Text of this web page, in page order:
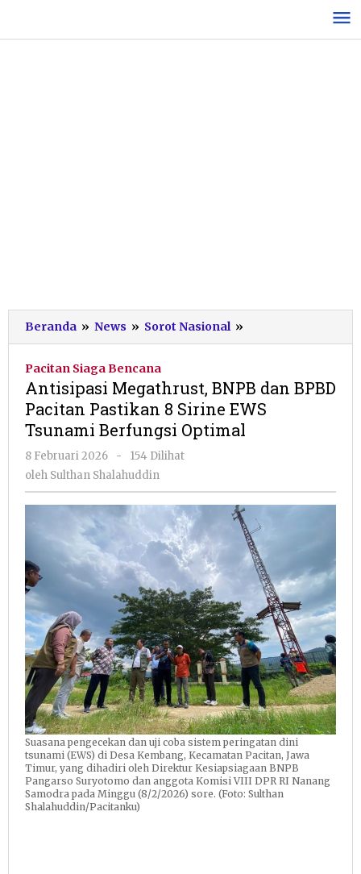
konten
Beranda » News » Sorot Nasional »
Megathrust,
BPBD
Pacitan
Tsunami
Berfungsi
Optimal
Pacitan Siaga Bencana
Antisipasi Megathrust, BNPB dan BPBD
Pacitan Pastikan 8 Sirine EWS
Tsunami Berfungsi Optimal
8 Februari 2026
oleh
Sulthan
-
154 Dilihat
oleh Sulthan Shalahuddin
Suasana pengecekan dan uji coba sistem peringatan dini
tsunami (EWS) di Desa Kembang, Kecamatan Pacitan, Jawa
Timur, yang dihadiri oleh Direktur Kesiapsiagaan BNPB
Pangarso Suryotomo dan anggota Komisi VIII DPR RI Nanang
Samodra pada Minggu (8/2/2026) sore. (Foto: Sulthan
Shalahuddin/Pacitanku)